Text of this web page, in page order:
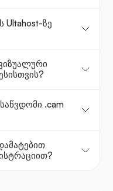
Ultahost-ზე
.cam